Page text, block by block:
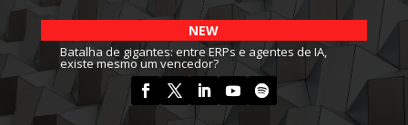
NEW
Batalha de gigantes: entre ERPs e agentes de IA,
existe mesmo um vencedor?